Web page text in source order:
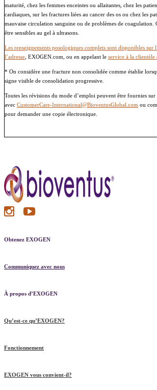
maturité, chez les femmes enceintes ou allaitantes, chez les
cardiaques, sur les fractures liées au cancer des os ou chez les
mauvaise circulation sanguine ou de problèmes de coagulation.
être sensibles au gel à ultrasons.
Les renseignements posologiques complets sont disponibles sur
l’adresse , EXOGEN.com, ou en appelant le service à la clientèle
* On considère une fracture non consolidée comme établie
signe visible de consolidation progressive.
Toutes les révisions du mode d’emploi peuvent être fournies
avec CustomerCare-International@BioventusGlobal.com ou
pour demander une copie électronique.
Obtenez EXOGEN
Communiquez avec nous
À propos d’EXOGEN
Qu’est-ce qu’EXOGEN?
Fonctionnement
EXOGEN vous convient-il?